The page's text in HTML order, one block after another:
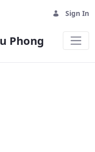
Sign In
Phong